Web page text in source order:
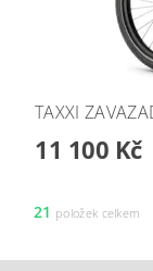
TAXXI
11 100 Kč
21 položek celkem